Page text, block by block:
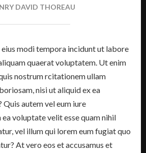
DAVID THOREAU
eius modi tempora incidunt ut labore
quaerat voluptatem. Ut enim
nostrum rcitationem ullam
nisi ut aliquid ex ea
autem vel eum iure
voluptate velit esse quam nihil
vel illum qui lorem eum fugiat quo
At vero eos et accusamus et